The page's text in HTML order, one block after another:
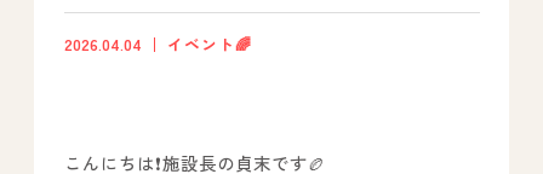
事業所のご案内
2026.04.04 イベント🌈
こんにちは❗施設長の貞末です🏉